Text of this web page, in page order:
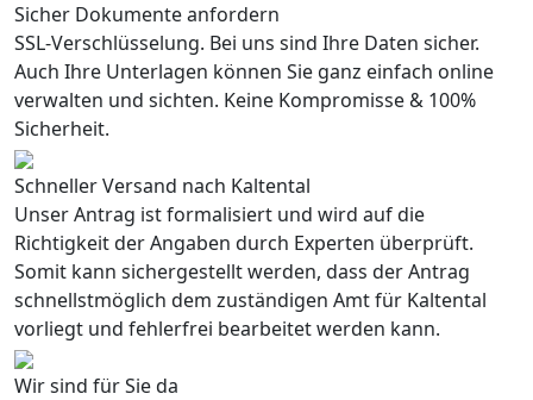
Sicher Dokumente anfordern
SSL-Verschlüsselung. Bei uns sind Ihre Daten sicher.
Auch Ihre Unterlagen können Sie ganz einfach online
verwalten und sichten. Keine Kompromisse & 100%
Sicherheit.
Schneller Versand nach Kaltental
Unser Antrag ist formalisiert und wird auf die
Richtigkeit der Angaben durch Experten überprüft.
Somit kann sichergestellt werden, dass der Antrag
schnellstmöglich dem zuständigen Amt für Kaltental
vorliegt und fehlerfrei bearbeitet werden kann.
Wir sind für Sie da